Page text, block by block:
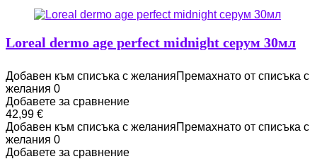
Loreal dermo age perfect midnight серум 30мл
Добавен към списъка с желанияПремахнато от списъка с
желания 0
Добавете за сравнение
42,99 €
Добавен към списъка с желанияПремахнато от списъка с
желания 0
Добавете за сравнение